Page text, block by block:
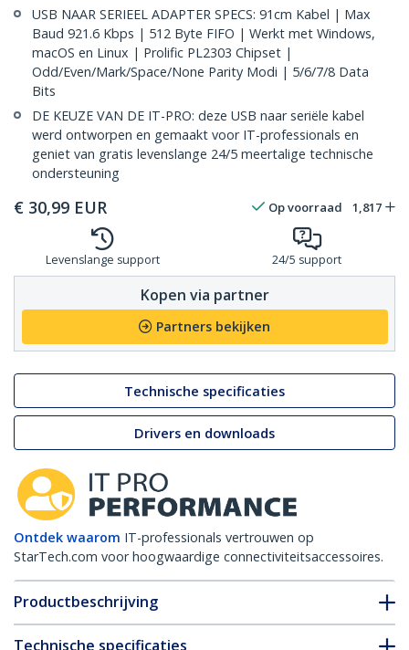
USB NAAR SERIEEL ADAPTER SPECS: 91cm Kabel | Max
Baud 921.6 Kbps | 512 Byte FIFO | Werkt met Windows,
macOS en Linux | Prolific PL2303 Chipset |
Odd/Even/Mark/Space/None Parity Modi | 5/6/7/8 Data
Bits
DE KEUZE VAN DE IT-PRO: deze USB naar seriële kabel
werd ontworpen en gemaakt voor IT-professionals en
geniet van gratis levenslange 24/5 meertalige technische
ondersteuning
€ 30,99 EUR Op voorraad 1,817
Levenslange support 24/5 support
Kopen via partner
Partners bekijken
Technische specificaties
Drivers en downloads
Ontdek waarom IT-professionals vertrouwen op
StarTech.com voor hoogwaardige connectiviteitsaccessoires.
Productbeschrijving
Technische specificaties